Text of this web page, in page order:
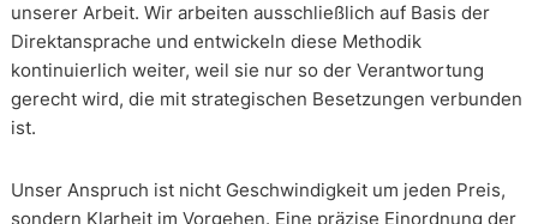
unserer Arbeit. Wir arbeiten ausschließlich auf Basis der
Direktansprache und entwickeln diese Methodik
kontinuierlich weiter, weil sie nur so der Verantwortung
gerecht wird, die mit strategischen Besetzungen verbunden
ist.
Unser Anspruch ist nicht Geschwindigkeit um jeden Preis,
sondern Klarheit im Vorgehen. Eine präzise Einordnung der